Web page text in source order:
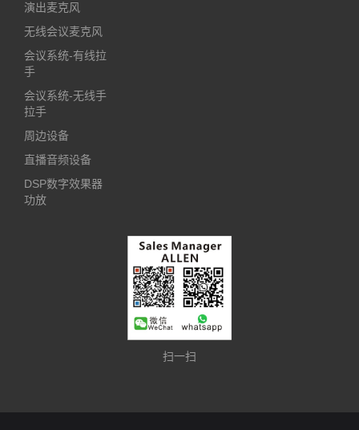
演出麦克风
无线会议麦克风
会议系统-有线拉
手
会议系统-无线手
拉手
周边设备
直播音频设备
DSP数字效果器
功放
扫一扫